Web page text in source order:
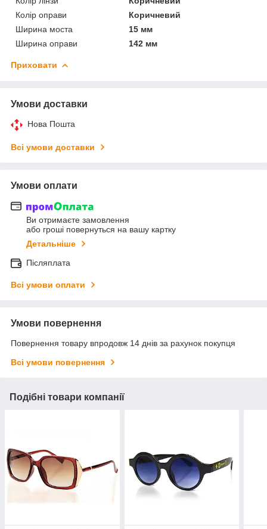
Колір оправи
Коричневий
Ширина моста
15 мм
Ширина оправи
142 мм
Приховати
Умови доставки
Нова Пошта
Всі умови доставки
Умови оплати
Ви отримаєте замовлення
або гроші повернуться на вашу картку
Детальніше
Післяплата
Всі умови оплати
Умови повернення
Повернення товару впродовж 14 днів за рахунок покупця
Всі умови повернення
Подібні товари компанії